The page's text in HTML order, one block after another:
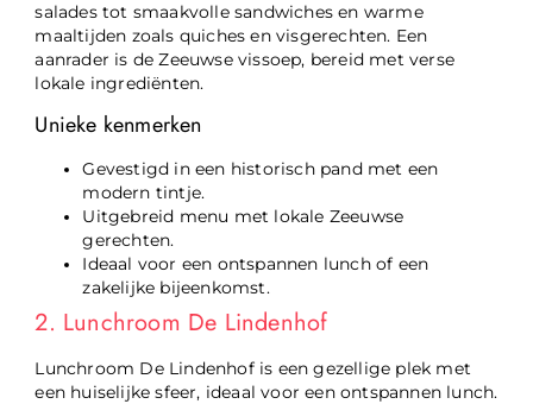
salades tot smaakvolle sandwiches en warme
maaltijden zoals quiches en visgerechten. Een
aanrader is de Zeeuwse vissoep, bereid met verse
lokale ingrediënten.
Unieke kenmerken
Gevestigd in een historisch pand met een
modern tintje.
Uitgebreid menu met lokale Zeeuwse
gerechten.
Ideaal voor een ontspannen lunch of een
zakelijke bijeenkomst.
2. Lunchroom De Lindenhof
Lunchroom De Lindenhof is een gezellige plek met
een huiselijke sfeer, ideaal voor een ontspannen lunch.